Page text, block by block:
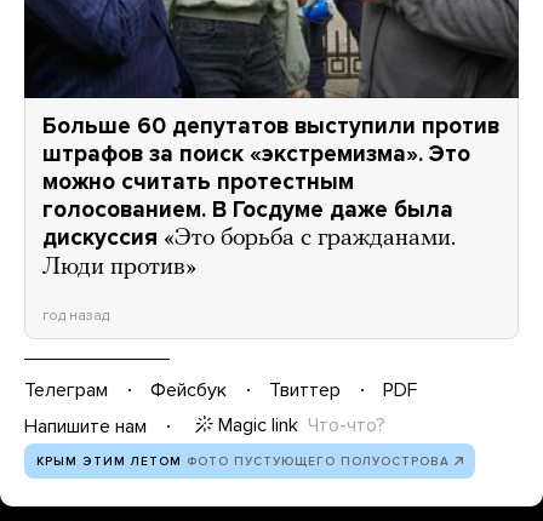
Больше 60 депутатов выступили против
штрафов за поиск «экстремизма». Это
можно считать протестным
голосованием. В Госдуме даже была
дискуссия «Это борьба с гражданами.
Люди против»
год назад
Телеграм Фейсбук Твиттер
PDF
Напишите нам
Magic link Что-что?
КРЫМ ЭТИМ ЛЕТОМ ФОТО ПУСТУЮЩЕГО ПОЛУОСТРОВА